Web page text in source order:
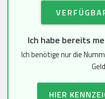
Ich habe bereits
Ich benötige nur die
HIER